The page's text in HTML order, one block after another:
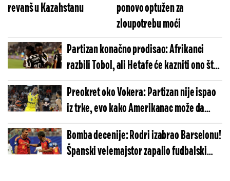
revanš u Kazahstanu
ponovo optužen za
zloupotrebu moći
Partizan konačno prodisao: Afrikanci
razbili Tobol, ali Hetafe će kazniti ono što
Kazahstanci nisu
Preokret oko Vokera: Partizan nije ispao
iz trke, evo kako Amerikanac može da
završi u Humskoj
Bomba decenije: Rodri izabrao Barselonu!
Španski velemajstor zapalio fudbalski